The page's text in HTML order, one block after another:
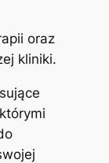
oraz
kliniki.